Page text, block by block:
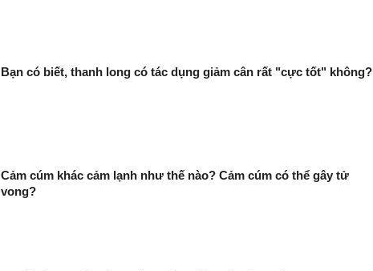
Bạn có biết, thanh long có tác dụng giảm cân rất "cực tốt" không?
Cảm cúm khác cảm lạnh như thế nào? Cảm cúm có thể gây tử
vong?